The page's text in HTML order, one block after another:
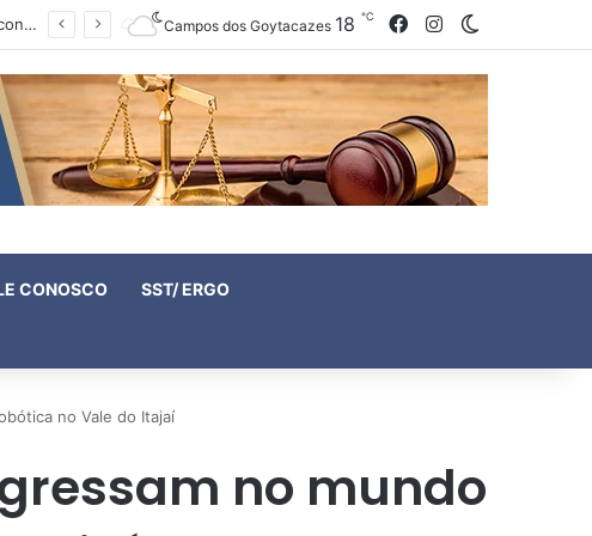
Oruam tem prisão revogada no processo em que é acusado de atentado contra a vida de policiais Campos dos Goytacazes 18 ℃ FacebookInstagram
CONOSCO SST/ ERGO
no Vale do Itajaí
no mundo